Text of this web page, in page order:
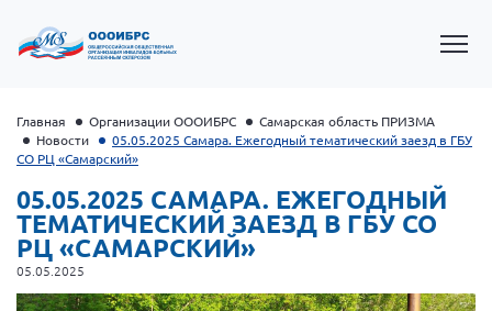
Главная Организации ОООИБРС
Самарская область ПРИЗМА
Новости
05.05.2025 Самара. Ежегодный тематический заезд в ГБУ
СО РЦ «Самарский»
05.05.2025 САМАРА. ЕЖЕГОДНЫЙ
ТЕМАТИЧЕСКИЙ ЗАЕЗД В ГБУ СО
РЦ «САМАРСКИЙ»
05.05.2025